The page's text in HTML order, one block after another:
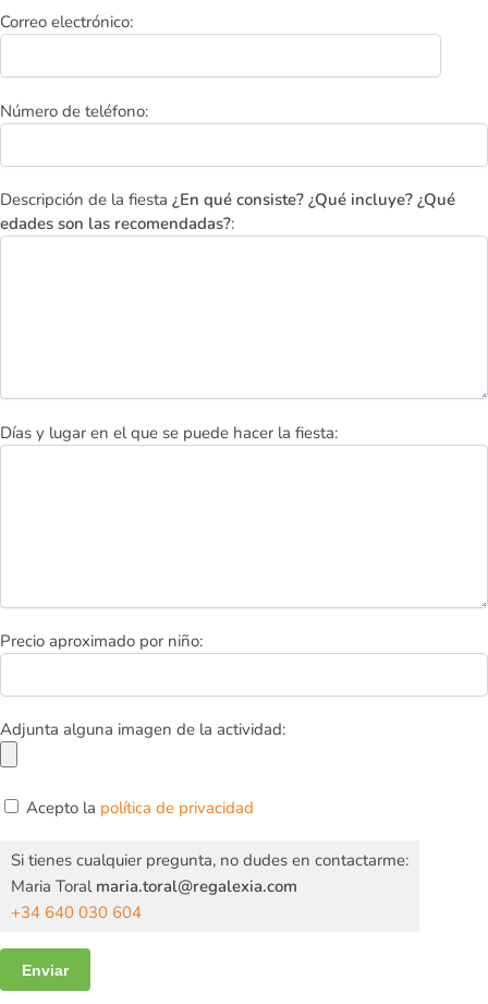
Correo electrónico:
Número de teléfono:
Descripción de la fiesta ¿En qué consiste? ¿Qué incluye? ¿Qué
edades son las recomendadas?:
Días y lugar en el que se puede hacer la fiesta:
Precio aproximado por niño:
Por favor, deja este campo vacío.
Adjunta alguna imagen de la actividad:
Acepto la política de privacidad
Si tienes cualquier pregunta, no dudes en contactarme:
Maria Toral maria.toral@regalexia.com
+34 640 030 604